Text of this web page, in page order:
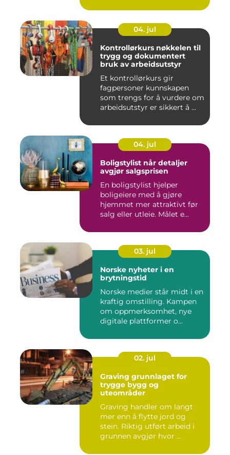
04. jul
Kontrollørkurs nøkkelen til
trygg og dokumentert
bruk av arbeidsutstyr
Et kontrollørkurs gir
fagpersoner kunnskapen
som trengs for å vurdere om
arbeidsutstyr er sikkert å ...
04. jul
Boligstylist når detaljer
avgjør salgsprisen
En boligstylist hjelper
boligeiere med å gjøre
hjemmet mer attraktivt før
salg eller utleie. Målet e...
03. jul
Norske nyheter i en
brytningstid
Norske medier står midt i en
kraftig omstilling. Kampen
om oppmerksomhet, nye
digitale plattformer o...
02. jul
Graving grunnlaget for
trygge bygg og
uteområder
Graving handler om langt
mer enn å flytte jord og
stein. Riktig utført arbeid i
grunnen avgjør hvor ...